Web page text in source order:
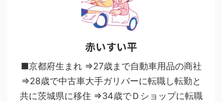
赤いすい平
■京都府生まれ ⇒27歳まで自動車用品の商社
⇒28歳で中古車大手ガリバーに転職し転勤と
共に茨城県に移住 ⇒34歳でＤショップに転職